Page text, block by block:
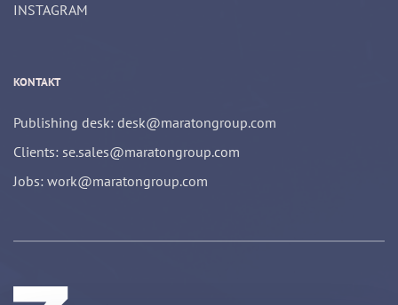
INSTAGRAM
KONTAKT
Publishing desk: desk@maratongroup.com
Clients: se.sales@maratongroup.com
Jobs: work@maratongroup.com